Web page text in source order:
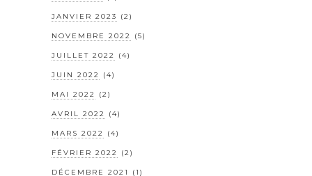
JANVIER 2023 (2)
NOVEMBRE 2022 (5)
JUILLET 2022 (4)
JUIN 2022 (4)
MAI 2022 (2)
AVRIL 2022 (4)
MARS 2022 (4)
FÉVRIER 2022 (2)
DÉCEMBRE 2021 (1)